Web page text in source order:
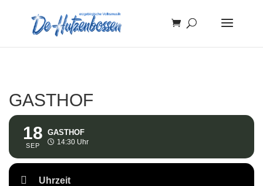
GASTHOF
18
SEP
GASTHOF
14:30 Uhr
Uhrzeit